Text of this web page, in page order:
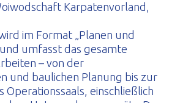
Karpatenvorland,
im Format „Planen und
umfasst das gesamte
– von der
und baulichen Planung bis zur
einschließlich